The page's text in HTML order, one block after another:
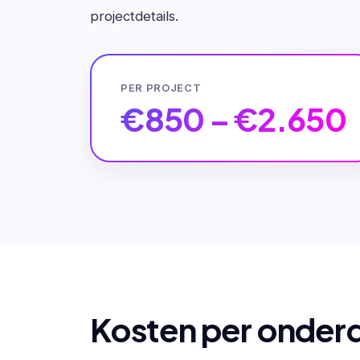
projectdetails.
PER PROJECT
€850 – €2.650
Kosten per